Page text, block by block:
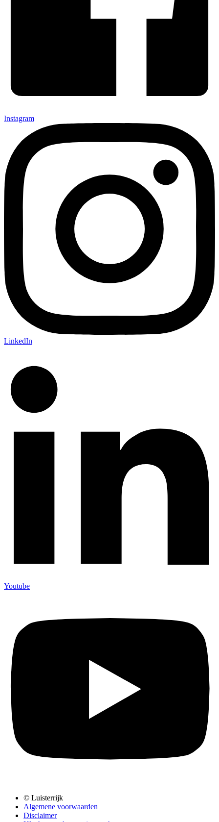
Instagram
LinkedIn
Youtube
© Luisterrijk
Algemene voorwaarden
Disclaimer